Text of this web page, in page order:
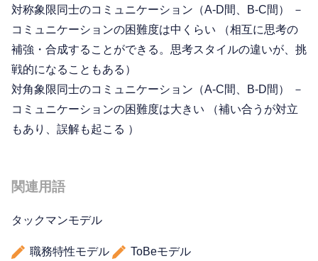
対称象限同士のコミュニケーション（A-D間、B-C間） －
コミュニケーションの困難度は中くらい （相互に思考の
補強・合成することができる。思考スタイルの違いが、挑
戦的になることもある）
対角象限同士のコミュニケーション（A-C間、B-D間） －
コミュニケーションの困難度は大きい （補い合うが対立
もあり、誤解も起こる ）
関連用語
タックマンモデル
職務特性モデル ToBeモデル